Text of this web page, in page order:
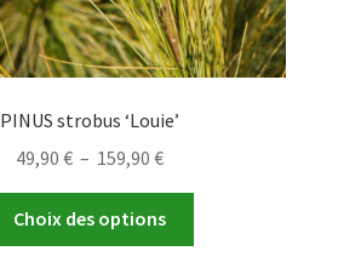
PINUS strobus ‘Louie’
49,90 € – 159,90 €Plage
prix :
49,90 €
Choix des options